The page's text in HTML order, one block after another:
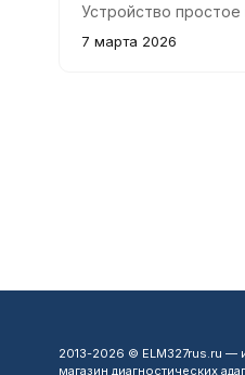
Устройство простое
использовании и
7 марта 2026
2013-2026 © ELM327rus.ru —
магазин диагностических